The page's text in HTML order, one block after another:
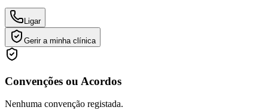
Ligar
Gerir a minha clínica
Convenções ou Acordos
Nenhuma convenção registada.